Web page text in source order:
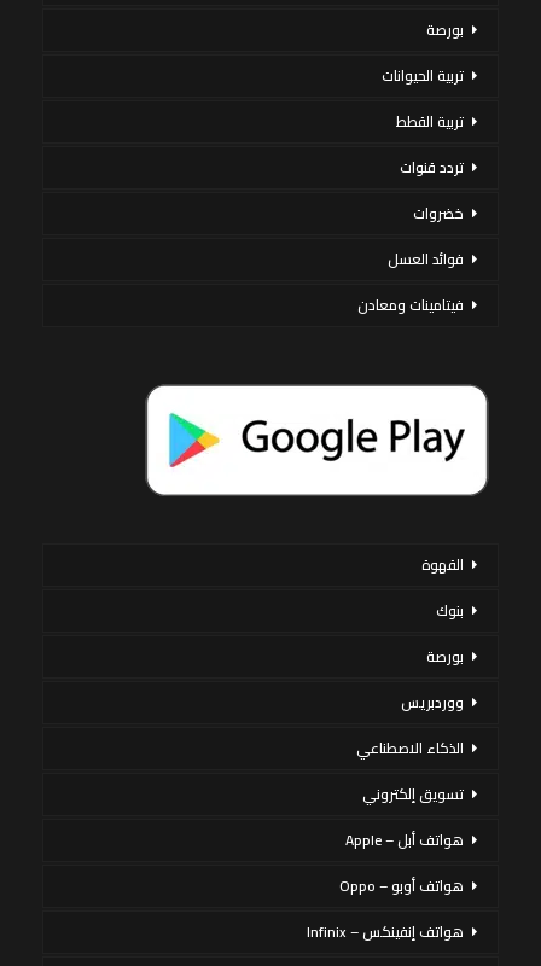
بورصة
تربية الحيوانات
تربية القطط
تردد قنوات
خضروات
فوائد العسل
فيتامينات ومعادن
القهوة
بنوك
بورصة
ووردبريس
الذكاء الاصطناعي
تسويق إلكتروني
هواتف أبل – Apple
هواتف أوبو – Oppo
هواتف إنفينكس – Infinix